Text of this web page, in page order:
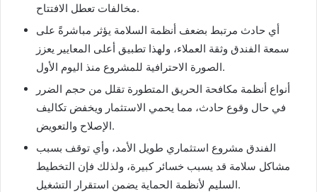
مخالفات تعطل الافتتاح.
أي حادث مرتبط بضعف أنظمة السلامة يؤثر مباشرةً على
سمعة الفندق وثقة العملاء، ولهذا تطبيق أعلى المعايير يعزز
الصورة الاحترافية للمشروع منذ اليوم الأول.
أنواع أنظمة مكافحة الحريق المتطورة تقلل من حجم الضرر
في حال وقوع حادث، مما يحمي الاستثمار ويخفض تكاليف
الإصلاح والتعويض.
الفندق مشروع استثماري طويل الأمد، وأي توقف بسبب
مشاكل سلامة قد يسبب خسائر كبيرة، ولذلك فإن التخطيط
السليم لأنظمة الحماية يضمن استقرار التشغيل.